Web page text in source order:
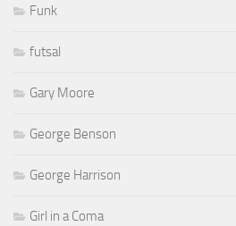
Funk
futsal
Gary Moore
George Benson
George Harrison
Girl in a Coma